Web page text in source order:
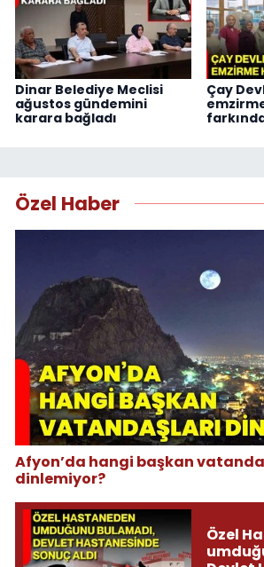
Dinar Belediye Meclisi
ağustos gündemini
karara bağladı
Çay
Özel Haber
Afyon’da hangi başkan
dinlemiyor?
Özel